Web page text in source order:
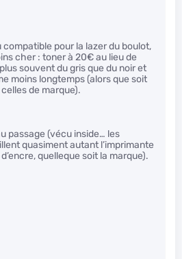
compatible pour la lazer du boulot,
cher : toner à 20€ au lieu de
souvent du gris que du noir et
moins longtemps (alors que soit
de marque).
passage (vécu inside… les
quasiment autant l’imprimante
quelleque soit la marque).